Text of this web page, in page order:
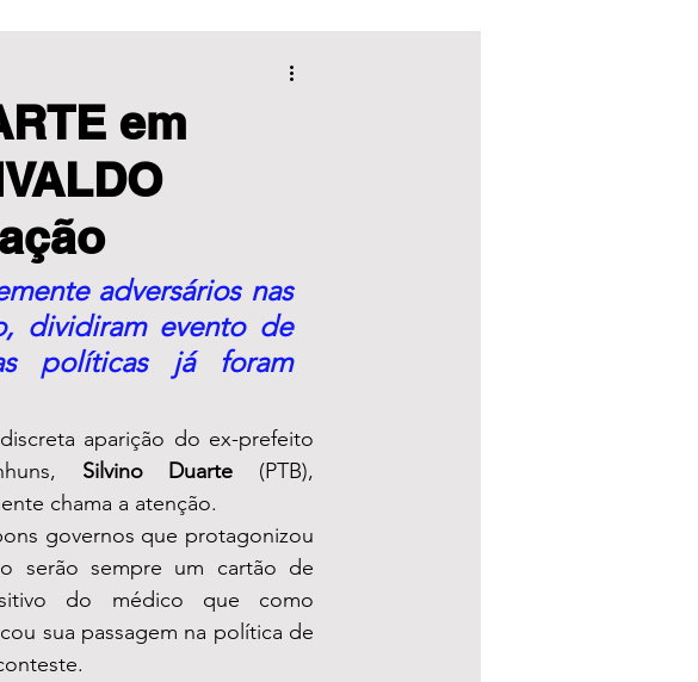
em
adversários nas
dividiram evento de
políticas já foram
aparição do ex-prefeito
Silvino Duarte (PTB),
chama a atenção.
governos que protagonizou
serão sempre um cartão de
do médico que como
sua passagem na política de